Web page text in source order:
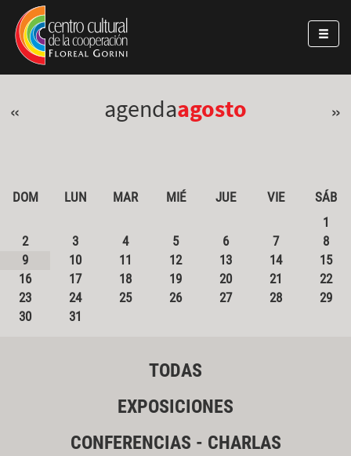
Pasar al contenido principal
Jump to main content
« agendaagosto »
DOM LUN MAR MIÉ JUE VIE
SÁB
1
2
3 4 5 6 7
8
9
10 11 12 13 14
15
16
17 18 19 20 21
22
23
24 25 26 27 28
29
30
31
TODAS
EXPOSICIONES
CONFERENCIAS - CHARLAS